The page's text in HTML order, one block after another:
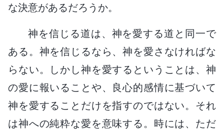
な決意があるだろうか。
神を信じる道は、神を愛する道と同一で
ある。神を信じるなら、神を愛さなければな
らない。しかし神を愛するということは、神
の愛に報いることや、良心的感情に基づいて
神を愛することだけを指すのではない。それ
は神への純粋な愛を意味する。時には、ただ